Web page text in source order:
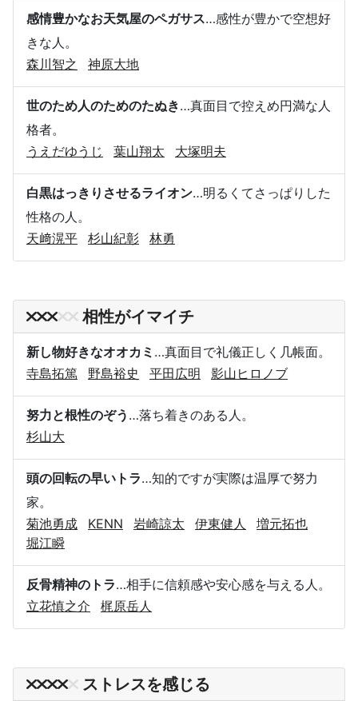
感情豊かなお天気屋のペガサス…感性が豊かで空想好
きな人。
森川智之
神原大地
世のため人のためのたぬき…真面目で控えめ円満な人
格者。
うえだゆうじ
葉山翔太 大塚明夫
白黒はっきりさせるライオン…明るくてさっぱりした
性格の人。
天﨑滉平
杉山紀彰 林勇
相性がイマイチ
新し物好きなオオカミ …真面目で礼儀正しく几帳面。
寺島拓篤
野島裕史 平田広明 影山ヒロノブ
努力と根性のぞう …落ち着きのある人。
杉山大
頭の回転の早いトラ…知的ですが実際は温厚で努力
家。
菊池勇成
KENN 岩崎諒太 伊東健人
増元拓也
堀江瞬
反骨精神のトラ…相手に信頼感や安心感を与える人。
立花慎之介
梶原岳人
ストレスを感じる